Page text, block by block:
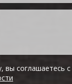
вы соглашаетесь с